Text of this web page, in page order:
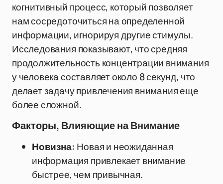
когнитивный процесс, который позволяет
нам сосредоточиться на определенной
информации, игнорируя другие стимулы.
Исследования показывают, что средняя
продолжительность концентрации внимания
у человека составляет около 8 секунд, что
делает задачу привлечения внимания еще
более сложной.
Факторы, Влияющие на Внимание
Новизна: Новая и неожиданная
информация привлекает внимание
быстрее, чем привычная.